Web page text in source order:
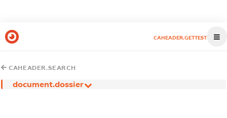
CAHEADER.GETTEST
CAHEADER.SEARCH
document.dossier